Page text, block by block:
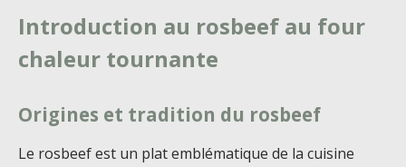
Introduction au rosbeef au four
chaleur tournante
Origines et tradition du rosbeef
Le rosbeef est un plat emblématique de la cuisine